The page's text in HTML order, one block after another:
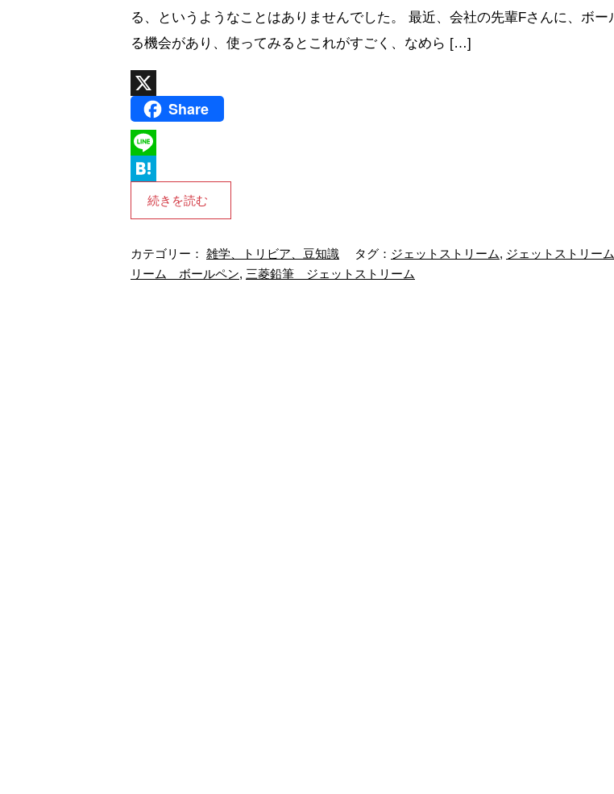
る、というようなことはありませんでした。 最近、会社の先輩Fさんに、ボー
る機会があり、使ってみるとこれがすごく、なめら […]
Share
L
n
a
e
続きを読む
カテゴリー： 雑学、トリビア、豆知識 タグ： ジェットストリーム, ジェットストリー
リーム ボールペン, 三菱鉛筆 ジェットストリーム